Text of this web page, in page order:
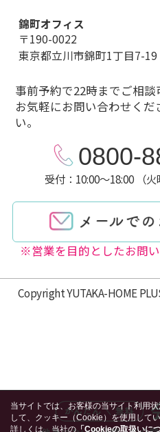
錦町オフィス
〒190-0022
東京都立川市錦町1丁目7-
事前予約で22時までご相談
お気軽にお問い合わせくだ
い。
0800-
受付：10:00～18:00 （火
※営業を目的としたお問
Copyright YUTAKA-HOME
当サイトでは、お客様の当サイト利用
して、クッキー（Cookie）を使用して
詳しくは、当社の「Cookieの取扱いに